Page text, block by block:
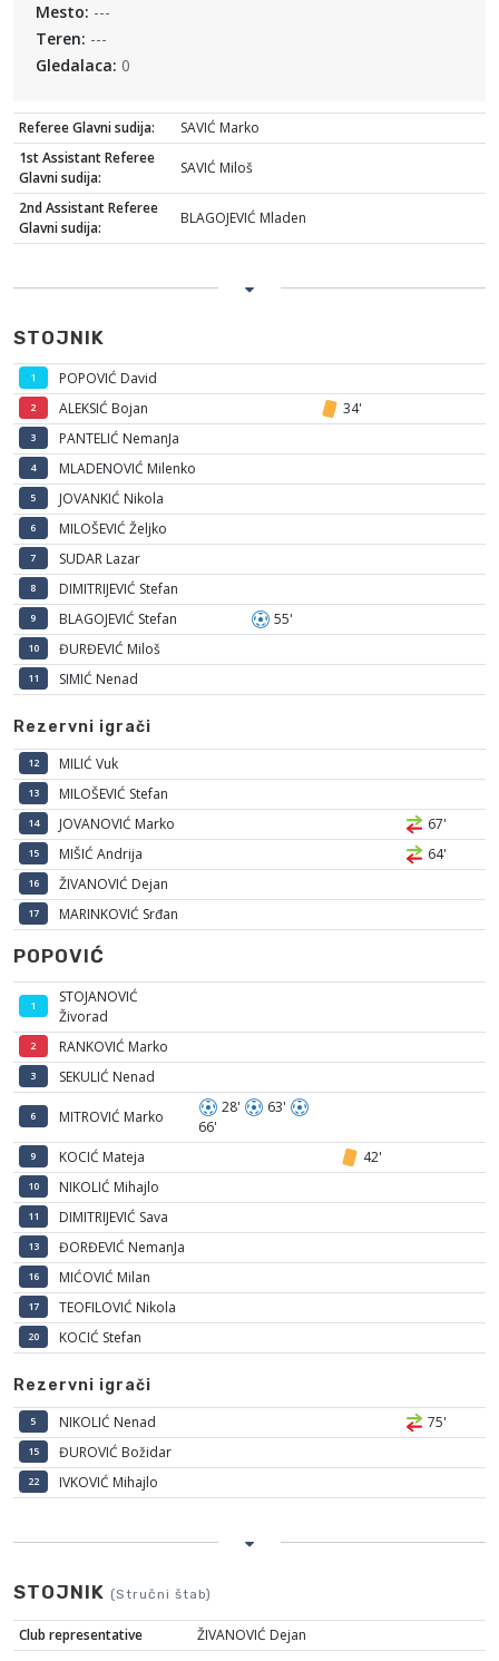
Mesto: ---
Teren: ---
Gledalaca: 0
Referee Glavni sudija:
SAVIĆ Marko
1st Assistant Referee
Glavni sudija:
SAVIĆ Miloš
2nd Assistant Referee
Glavni sudija:
BLAGOJEVIĆ Mladen
STOJNIK
1 POPOVIĆ David
2 ALEKSIĆ Bojan 34'
3 PANTELIĆ NemanJa
4 MLADENOVIĆ Milenko
5 JOVANKIĆ Nikola
6 MILOŠEVIĆ Željko
7 SUDAR Lazar
8 DIMITRIJEVIĆ Stefan
9 BLAGOJEVIĆ Stefan 55'
10 ĐURĐEVIĆ Miloš
11 SIMIĆ Nenad
Rezervni igrači
12 MILIĆ Vuk
13 MILOŠEVIĆ Stefan
14 JOVANOVIĆ Marko 67'
15 MIŠIĆ Andrija 64'
16 ŽIVANOVIĆ Dejan
17 MARINKOVIĆ Srđan
POPOVIĆ
1
STOJANOVIĆ
Živorad
2 RANKOVIĆ Marko
3 SEKULIĆ Nenad
6 MITROVIĆ Marko
28'
63'
66'
9 KOCIĆ Mateja 42'
10 NIKOLIĆ Mihajlo
11 DIMITRIJEVIĆ Sava
13 ĐORĐEVIĆ NemanJa
16 MIĆOVIĆ Milan
17 TEOFILOVIĆ Nikola
20 KOCIĆ Stefan
Rezervni igrači
5 NIKOLIĆ Nenad 75'
15 ĐUROVIĆ Božidar
22 IVKOVIĆ Mihajlo
STOJNIK (Stručni štab)
Club representative ŽIVANOVIĆ Dejan